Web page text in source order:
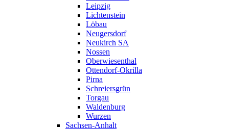
Leipzig
Lichtenstein
Löbau
Neugersdorf
Neukirch SA
Nossen
Oberwiesenthal
Ottendorf-Okrilla
Pirna
Schreiersgrün
Torgau
Waldenburg
Wurzen
Sachsen-Anhalt